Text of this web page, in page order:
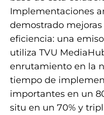
Implementaciones
demostrado
eficiencia: una
utiliza TVU
enrutamiento en la
tiempo de
importantes en un
situ en un 70% y